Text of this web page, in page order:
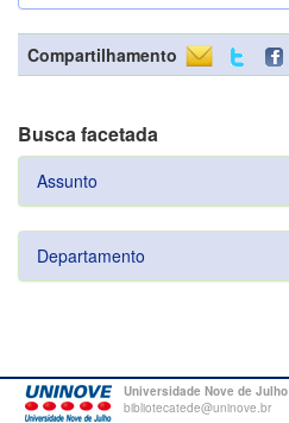
Compartilhamento
Busca facetada
Assunto
Departamento
Universidade Nove de Julho
bibliotecatede@uninove.br